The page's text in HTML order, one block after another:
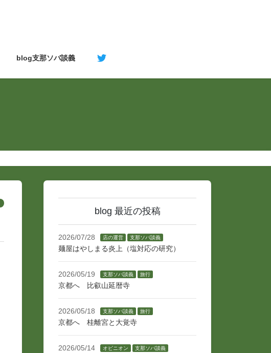
blog支那ソバ談義
blog 最近の投稿
2026/07/28 店の運営 支那ソバ談義
麺屋はやしまる炎上（塩対応の研究）
2026/05/19 支那ソバ談義 旅行
京都へ 比叡山延暦寺
2026/05/18 支那ソバ談義 旅行
京都へ 桂離宮と大覚寺
2026/05/14 オピニオン 支那ソバ談義